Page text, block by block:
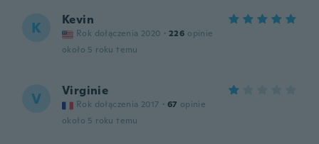
K Kevin
Rok dołączenia 2020 · 226 opinie
około 5 roku temu
V Virginie
Rok dołączenia 2017 · 67 opinie
około 5 roku temu